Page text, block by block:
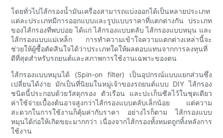
โดยทั่วไปไส้กรองน้ำมันเครื่องสามารถแบ่งออกได้เป็นหลายประเภท
แต่ละประเภทมีการออกแบบและรูปแบบราคาที่แตกต่างกัน ประเภท
ของไส้กรองที่พบบ่อย ได้แก่ ไส้กรองแบบตลับ ไส้กรองแบบหมุน และ
ไส้กรองแบบแม่เหล็ก การทำความเข้าใจความแตกต่างเหล่านี้จะ
ช่วยให้ผู้ซื้อตัดสินใจได้ว่าประเภทใดให้ผลตอบแทนจากการลงทุนที่
ดีที่สุดสำหรับรถยนต์และสภาพการใช้งานเฉพาะของตน
ไส้กรองแบบหมุนได้ (Spin-on filter) เป็นอุปกรณ์แบบแยกส่วนซึ่ง
เปลี่ยนได้ง่าย มักเป็นที่นิยมในหมู่เจ้าของรถยนต์แบบ DIY ไส้กรอง
ชนิดนี้ประกอบด้วยวัสดุกรอง ตัวเรือน และปะเก็นซีลไว้ในชุดเดียว
ค่าใช้จ่ายเบื้องต้นอาจสูงกว่าไส้กรองแบบตลับเล็กน้อย แต่ความ
สะดวกในการใช้งานก็คุ้มค่ากับราคา อย่างไรก็ตาม ไส้กรองแบบ
หมุนได้ก่อให้เกิดขยะมากกว่า เนื่องจากไส้กรองทั้งหมดถูกทิ้งหลังการ
ใช้งาน